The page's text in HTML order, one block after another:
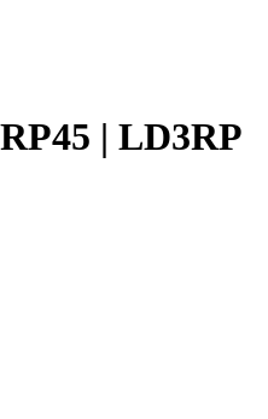
| LD3RP